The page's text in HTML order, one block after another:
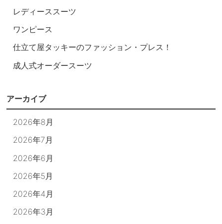
レディーススーツ
ワンピース
仕立て屋タッキーのファッション・プレス！
成人式オーダースーツ
アーカイブ
2026年8月
2026年7月
2026年6月
2026年5月
2026年4月
2026年3月